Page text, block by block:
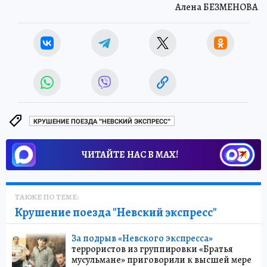
Алена БЕЗМЕНОВА
КРУШЕНИЕ ПОЕЗДА "НЕВСКИЙ ЭКСПРЕСС"
ЧИТАЙТЕ НАС В МАХ!
ТАКЖЕ ПО ТЕМЕ:
Крушение поезда "Невский экспресс"
За подрыв «Невского экспресса»
террористов из группировки «Братья
мусульмане» приговорили к высшей мере